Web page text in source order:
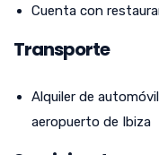
Cuenta con
Transporte
Alquiler de
aeropuerto de Ibiza